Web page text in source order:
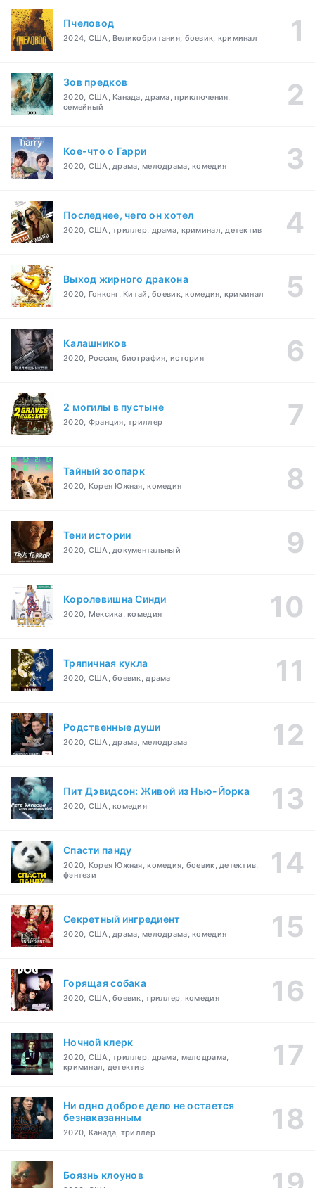
Пчеловод
2024, США, Великобритания, боевик, криминал
Зов предков
2020, США, Канада, драма, приключения,
семейный
Кое-что о Гарри
2020, США, драма, мелодрама, комедия
Последнее, чего он хотел
2020, США, триллер, драма, криминал, детектив
Выход жирного дракона
2020, Гонконг, Китай, боевик, комедия, криминал
Калашников
2020, Россия, биография, история
2 могилы в пустыне
2020, Франция, триллер
Тайный зоопарк
2020, Корея Южная, комедия
Тени истории
2020, США, документальный
Королевишна Синди
2020, Мексика, комедия
Тряпичная кукла
2020, США, боевик, драма
Родственные души
2020, США, драма, мелодрама
Пит Дэвидсон: Живой из Нью-Йорка
2020, США, комедия
Спасти панду
2020, Корея Южная, комедия, боевик, детектив,
фэнтези
Секретный ингредиент
2020, США, драма, мелодрама, комедия
Горящая собака
2020, США, боевик, триллер, комедия
Ночной клерк
2020, США, триллер, драма, мелодрама,
криминал, детектив
Ни одно доброе дело не остается
безнаказанным
2020, Канада, триллер
Боязнь клоунов